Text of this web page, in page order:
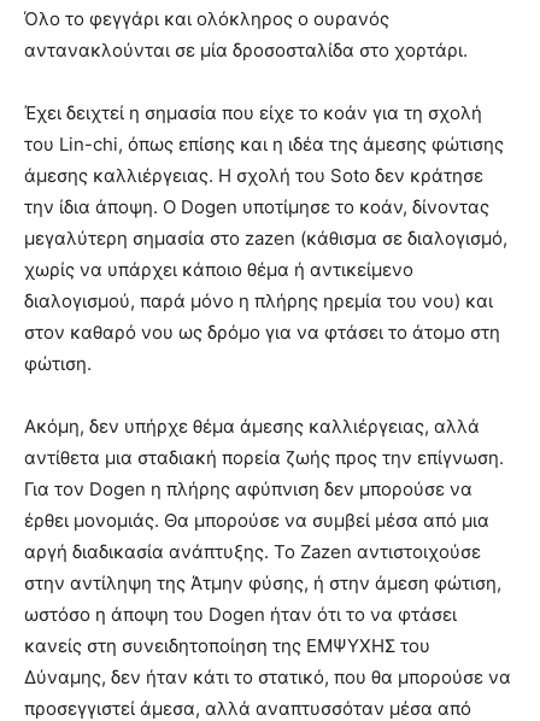
Όλο το φεγγάρι και ολόκληρος ο ουρανός
αντανακλούνται σε μία δροσοσταλίδα στο χορτάρι.
Έχει δειχτεί η σημασία που είχε το κοάν για τη σχολή
του Lin-chi, όπως επίσης και η ιδέα της άμεσης φώτισης
άμεσης καλλιέργειας. Η σχολή του Soto δεν κράτησε
την ίδια άποψη. Ο Dogen υποτίμησε το κοάν, δίνοντας
μεγαλύτερη σημασία στο zazen (κάθισμα σε διαλογισμό,
χωρίς να υπάρχει κάποιο θέμα ή αντικείμενο
διαλογισμού, παρά μόνο η πλήρης ηρεμία του νου) και
στον καθαρό νου ως δρόμο για να φτάσει το άτομο στη
φώτιση.
Ακόμη, δεν υπήρχε θέμα άμεσης καλλιέργειας, αλλά
αντίθετα μια σταδιακή πορεία ζωής προς την επίγνωση.
Για τον Dogen η πλήρης αφύπνιση δεν μπορούσε να
έρθει μονομιάς. Θα μπορούσε να συμβεί μέσα από μια
αργή διαδικασία ανάπτυξης. Το Zazen αντιστοιχούσε
στην αντίληψη της Άτμην φύσης, ή στην άμεση φώτιση,
ωστόσο η άποψη του Dogen ήταν ότι το να φτάσει
κανείς στη συνειδητοποίηση της ΕΜΨΥΧΗΣ του
Δύναμης, δεν ήταν κάτι το στατικό, που θα μπορούσε να
προσεγγιστεί άμεσα, αλλά αναπτυσσόταν μέσα από